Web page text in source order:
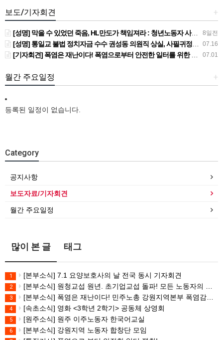
+
보도/기자회견
8일전
[성명] 막을 수 있었던 죽음, HL만도가 책임져라 : 청년노동자 사망사고의 철저한 진상규명과 재발방지 대책 마련하라
07.16
[성명] 통일교 불법 정치자금 수수 권성동 의원직 상실, 사필귀정이다
07.01
[기자회견] 폭염은 재난이다! 폭염으로부터 안전한 일터를 위한 민주노총 강원지역본부 폭염감시단 선포 기자회견
+
월간 주요일정
등록된 일정이 없습니다.
Category
공지사항
보도자료/기자회견
월간 주요일정
많이 본 글 태그
1 [본부소식] 7.1 요양보호사의 날 전국 동시 기자회견
2 [본부소식] 원청교섭 원년. 초기업교섭 돌파! 모든 노동자의 노동기본권 쟁취! 민주노총 7.15 총파업대회
3 [본부소식] 폭염은 재난이다! 민주노총 강원지역본부 폭염감시단 선포 기자회견
4 [속초소식] 영화 <3학년 2학기> 공동체 상영회
5 [원주소식] 원주 이주노동자 한국어교실
6 [본부소식] 강원지역 노동자 합창단 모임